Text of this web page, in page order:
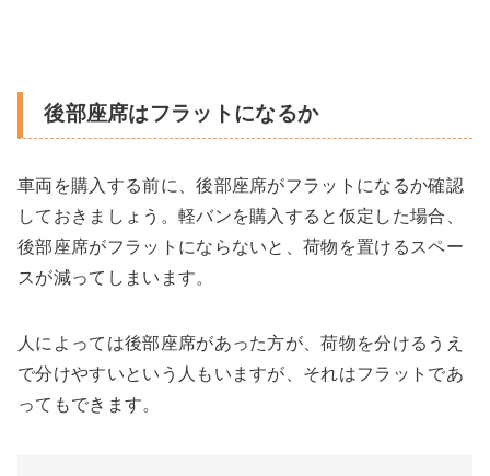
後部座席はフラットになるか
車両を購入する前に、後部座席がフラットになるか確認
しておきましょう。軽バンを購入すると仮定した場合、
後部座席がフラットにならないと、荷物を置けるスペー
スが減ってしまいます。
人によっては後部座席があった方が、荷物を分けるうえ
で分けやすいという人もいますが、それはフラットであ
ってもできます。